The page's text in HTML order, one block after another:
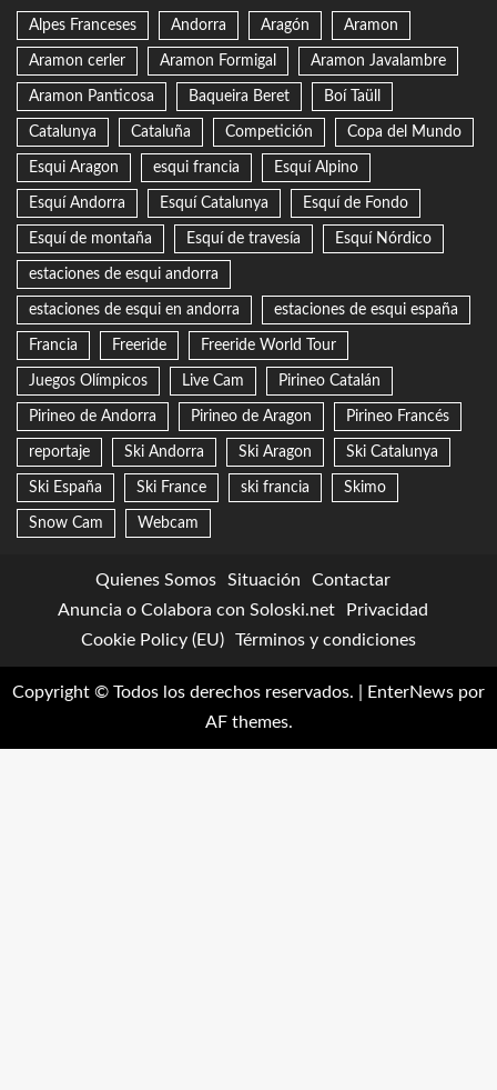
Alpes Franceses Andorra Aragón Aramon
Aramon cerler Aramon Formigal Aramon Javalambre
Aramon Panticosa Baqueira Beret Boí Taüll
Catalunya Cataluña Competición Copa del Mundo
Esqui Aragon esqui francia Esquí Alpino
Esquí Andorra Esquí Catalunya Esquí de Fondo
Esquí de montaña Esquí de travesía Esquí Nórdico
estaciones de esqui andorra
estaciones de esqui en andorra estaciones de esqui españa
Francia Freeride Freeride World Tour
Juegos Olímpicos Live Cam Pirineo Catalán
Pirineo de Andorra Pirineo de Aragon Pirineo Francés
reportaje Ski Andorra Ski Aragon Ski Catalunya
Ski España Ski France ski francia Skimo
Snow Cam Webcam
Quienes Somos Situación
Contactar
Anuncia o Colabora con Soloski.net
Privacidad
Cookie Policy (EU)
Términos y condiciones
Copyright © Todos los derechos reservados. EnterNews por
AF themes.